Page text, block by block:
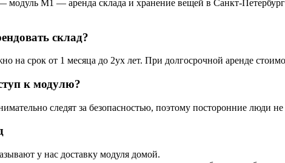
склад?
на срок от 1 месяца до 2ух лет. При долгосрочной аренде
к модулю?
следят за безопасностью, поэтому посторонние люди
у нас доставку модуля домой.